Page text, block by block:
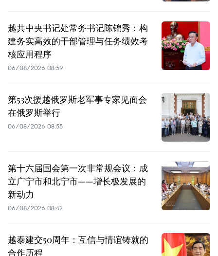
越共中央书记处常务书记陈锦秀：构
建务实高效的干部管理与任务绩效考
核应用程序
06/08/2026 08:59
第53次援越俄罗斯老军事专家见面会
在俄罗斯举行
06/08/2026 08:55
第十六届国会第一次非常规会议：成
立广宁市和北宁市——增长极发展的
新动力
06/08/2026 08:42
越泰建交50周年：互信与情谊铸就的
合作历程